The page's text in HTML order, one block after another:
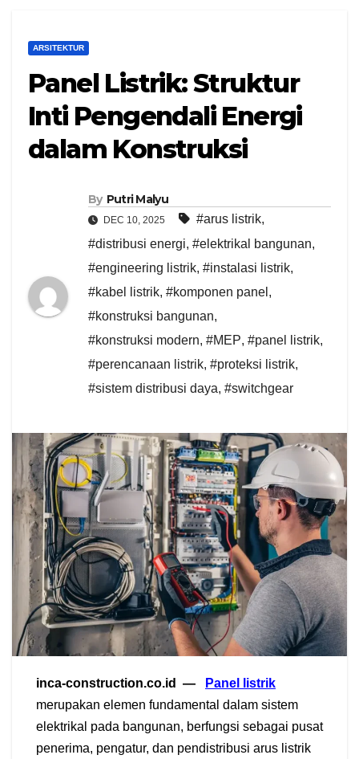
ARSITEKTUR
Panel Listrik: Struktur
Inti Pengendali Energi
dalam Konstruksi
By Putri Malyu
DEC 10, 2025 #arus listrik,
#distribusi energi, #elektrikal bangunan,
#engineering listrik, #instalasi listrik,
#kabel listrik, #komponen panel ,
#konstruksi bangunan,
#konstruksi modern, #MEP, #panel listrik,
#perencanaan listrik, #proteksi listrik,
#sistem distribusi daya, #switchgear
inca-construction.co.id —
Panel listrik
merupakan elemen fundamental dalam sistem
elektrikal pada bangunan, berfungsi sebagai pusat
penerima, pengatur, dan pendistribusi arus listrik